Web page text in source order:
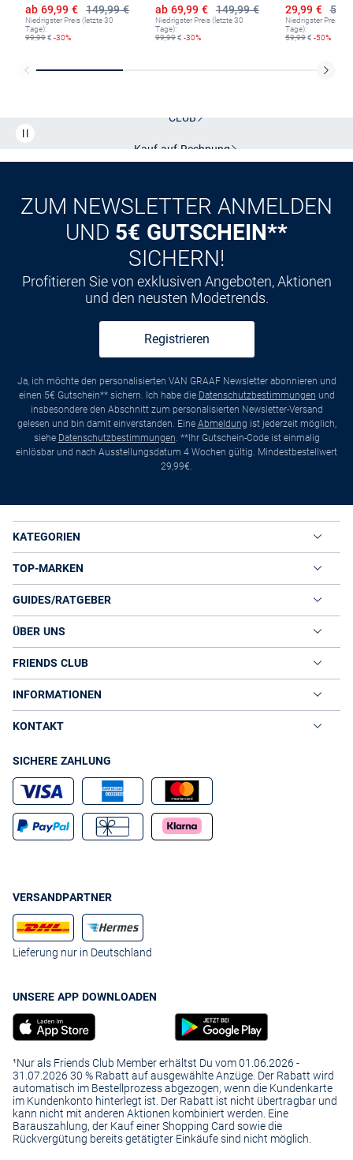
149,99 €
Ermäßigter Preis
ab 69,99 €
Niedrigster Preis (letzte 30
Tage):
99,99€ -30%
149,99 €
Ermäßigter Preis
ab 69,99 €
Niedrigster Preis (letzte 30
Tage):
99,99€ -30%
Ermäßigter
29,99 €
Niedrigster Preis
Tage):
59,99€ -50%
CLUB
Kauf auf Rechnung
ZUM NEWSLETTER ANMELDEN
UND 5€ GUTSCHEIN**
SICHERN!
Profitieren Sie von exklusiven Angeboten, Aktionen
und den neusten Modetrends.
Registrieren
Ja, ich möchte den personalisierten VAN GRAAF Newsletter abonnieren und
einen 5€ Gutschein** sichern. Ich habe die Datenschutzbestimmungen und
insbesondere den Abschnitt zum personalisierten Newsletter-Versand
gelesen und bin damit einverstanden. Eine Abmeldung ist jederzeit möglich,
siehe Datenschutzbestimmungen. **Ihr Gutschein-Code ist einmalig
einlösbar und nach Ausstellungsdatum 4 Wochen gültig. Mindestbestellwert
29,99€.
KATEGORIEN
TOP-MARKEN
GUIDES/RATGEBER
ÜBER UNS
FRIENDS CLUB
INFORMATIONEN
KONTAKT
SICHERE ZAHLUNG
VERSANDPARTNER
Lieferung nur in Deutschland
UNSERE APP DOWNLOADEN
¹Nur als Friends Club Member erhältst Du vom 01.06.2026 -
31.07.2026 30 % Rabatt auf ausgewählte Anzüge. Der Rabatt wird
automatisch im Bestellprozess abgezogen, wenn die Kundenkarte
im Kundenkonto hinterlegt ist. Der Rabatt ist nicht übertragbar und
kann nicht mit anderen Aktionen kombiniert werden. Eine
Barauszahlung, der Kauf einer Shopping Card sowie die
Rückvergütung bereits getätigter Einkäufe sind nicht möglich.